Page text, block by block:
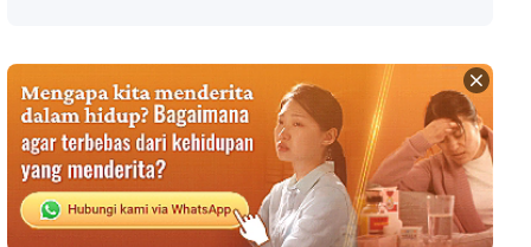
15:27
Firman Tuhan | "Perkataan
Tuhan kepada Seluruh Alam
Semesta: Perkataan Kedua
Puluh Delapan"
Firman Tuhan | "Perkataan
Tuhan kepada Seluruh Alam